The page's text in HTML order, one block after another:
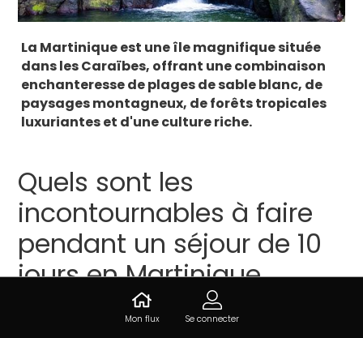
La Martinique est une île magnifique située
dans les Caraïbes, offrant une combinaison
enchanteresse de plages de sable blanc, de
paysages montagneux, de forêts tropicales
luxuriantes et d'une culture riche.
Quels sont les
incontournables à faire
pendant un séjour de 10
jours en Martinique
Que vous soyez à la recherche de détente sur des
Mon flux Se connecter